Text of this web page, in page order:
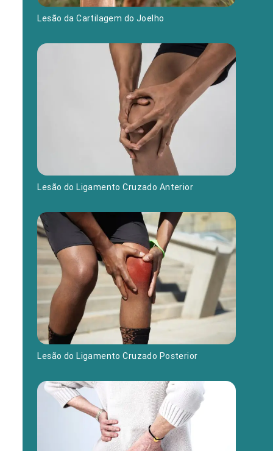
Lesão da Cartilagem do Joelho
Lesão do Ligamento Cruzado Anterior
Lesão do Ligamento Cruzado Posterior